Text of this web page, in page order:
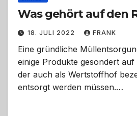
Was gehört auf den
18. JULI 2022 FRANK
Eine gründliche
einige Produkte gesondert
der auch als Wertstoffhof
entsorgt werden müssen.…